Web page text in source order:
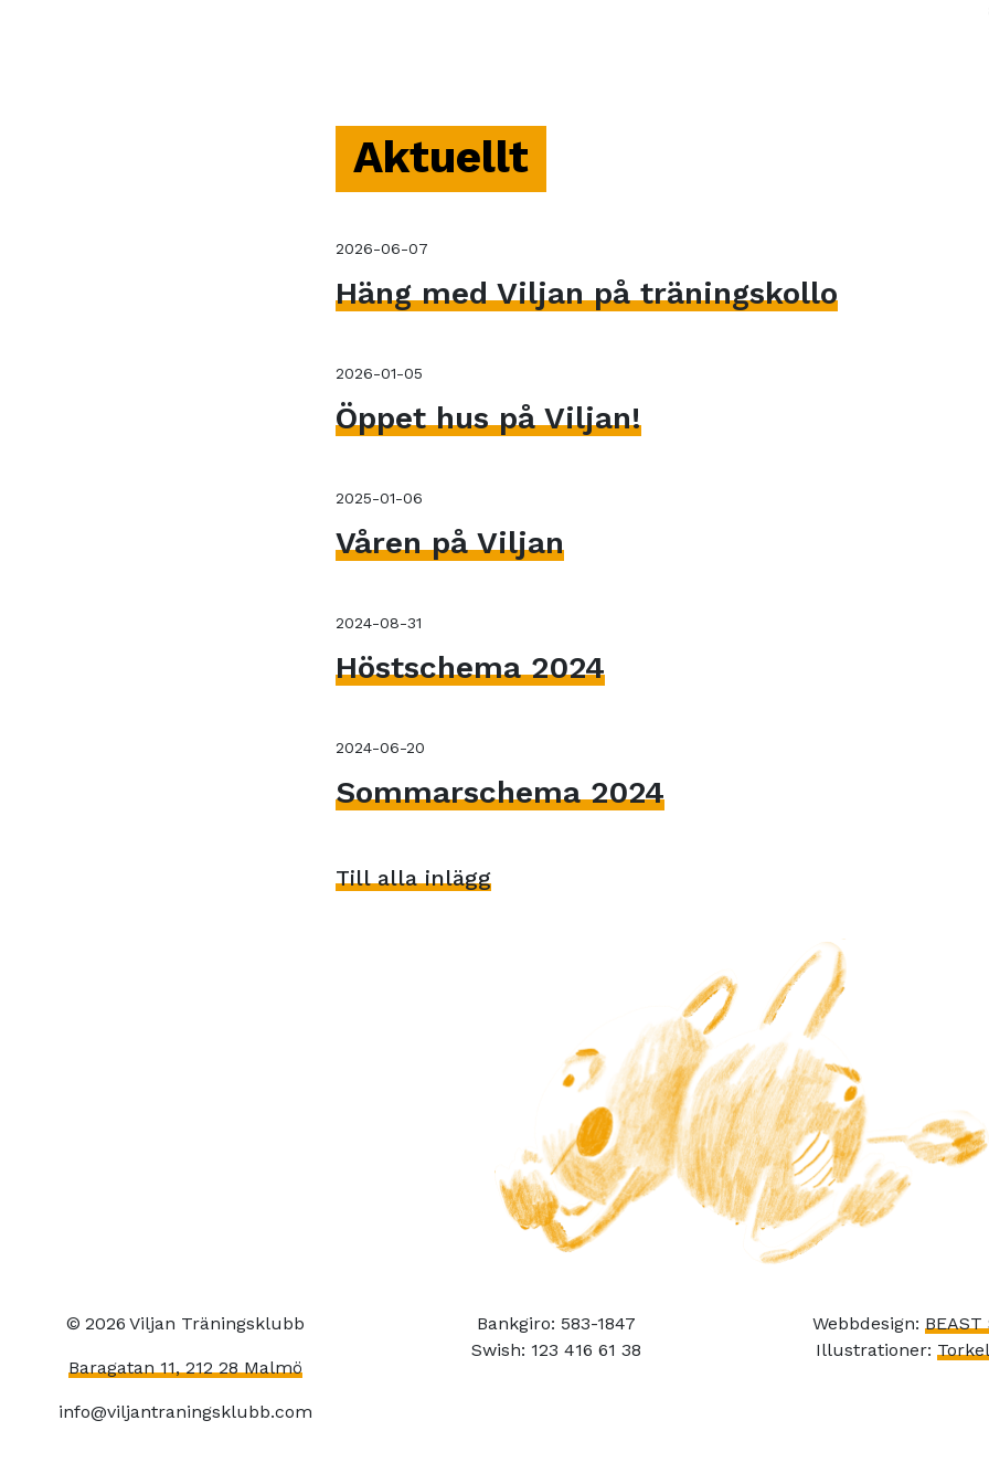
Aktuellt
2026-06-07
Häng med Viljan på träningskollo
2026-01-05
Öppet hus på Viljan!
2025-01-06
Våren på Viljan
2024-08-31
Höstschema 2024
2024-06-20
Sommarschema 2024
Till alla inlägg
© 2026 Viljan Träningsklubb
Baragatan 11, 212 28 Malmö
info@viljantraningsklubb.com
Bankgiro: 583-1847
Swish: 123 416 61 38
Webbdesign:
Illustrationer: